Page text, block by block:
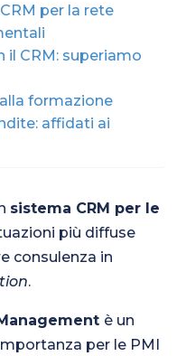
per la rete
il CRM: superiamo
formazione
affidati ai
sistema CRM per le
più diffuse
consulenza in
.
è un
per le PMI